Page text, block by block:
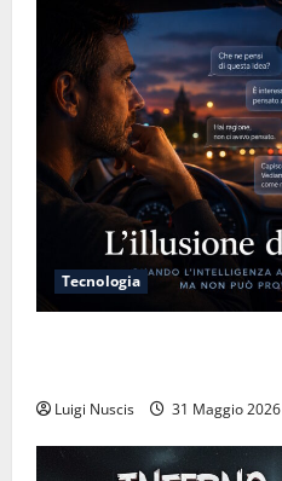
Tecnologia
Luigi Nuscis 31 Maggio 2026